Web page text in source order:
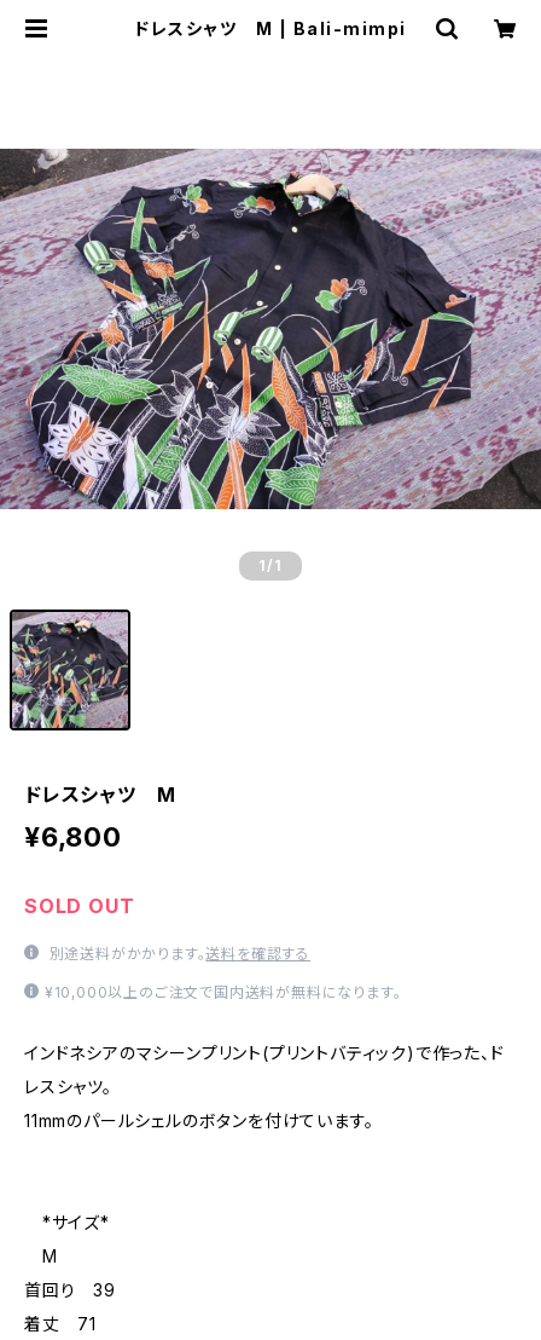
ドレスシャツ M | Bali-mimpi
1 /1
ドレスシャツ M
¥6,800
SOLD OUT
別途送料がかかります。送料を確認する
¥10,000以上のご注文で国内送料が無料になります。
インドネシアのマシーンプリント(プリントバティック)で作った、ド
レスシャツ。
11mmのパールシェルのボタンを付けています。
*サイズ*
M
首回り 39
着丈 71